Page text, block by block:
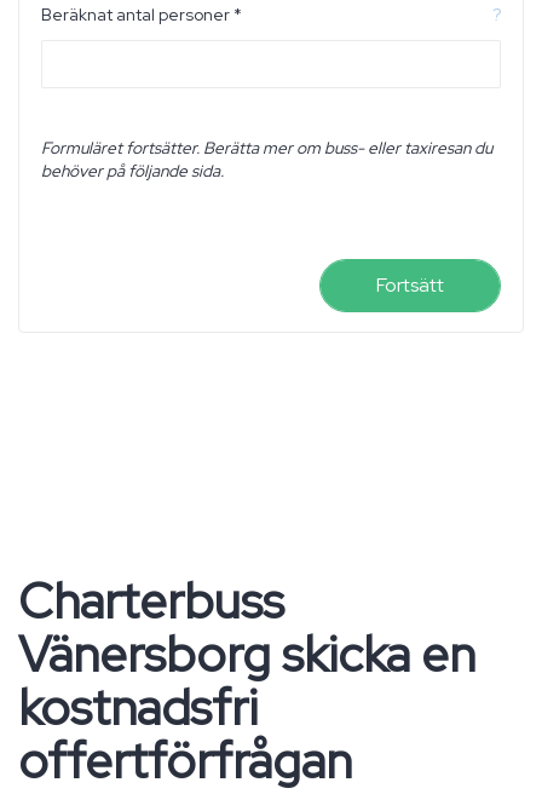
Beräknat antal personer * ?
Formuläret fortsätter. Berätta mer om buss- eller taxiresan du
behöver på följande sida.
Fortsätt
Charterbuss
Vänersborg skicka en
kostnadsfri
offertförfrågan